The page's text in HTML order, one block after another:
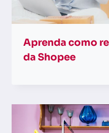
Aprenda como
da Shopee